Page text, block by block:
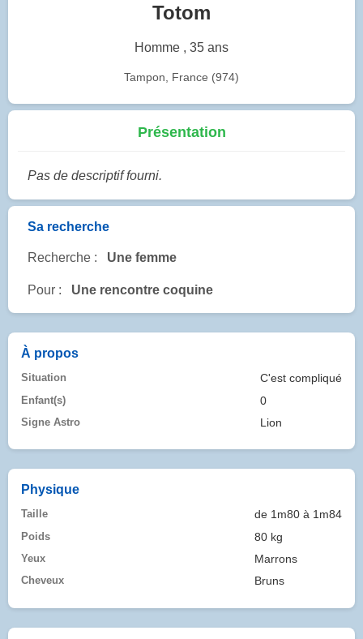
Totom
Homme , 35 ans
Tampon, France (974)
Présentation
Pas de descriptif fourni.
Sa recherche
Recherche : Une femme
Pour : Une rencontre coquine
À propos
Situation C'est compliqué
Enfant(s) 0
Signe Astro Lion
Physique
Taille de 1m80 à 1m84
Poids 80 kg
Yeux Marrons
Cheveux Bruns